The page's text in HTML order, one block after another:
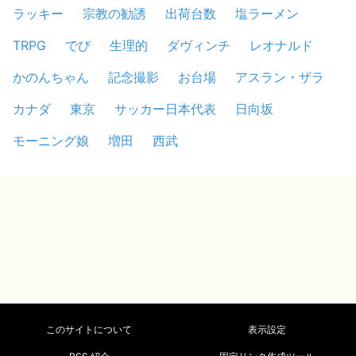
ラッキー 宗教の勧誘 出荷台数
塩ラーメン
TRPG
でび 生理的 ダヴィンチ
レオナルド
かのんちゃん
記念撮影 お台場
アスラン・ザラ
カナダ
東京 サッカー日本代表
日向坂
モーニング娘
増田 西武
このサイトについて 表示設定